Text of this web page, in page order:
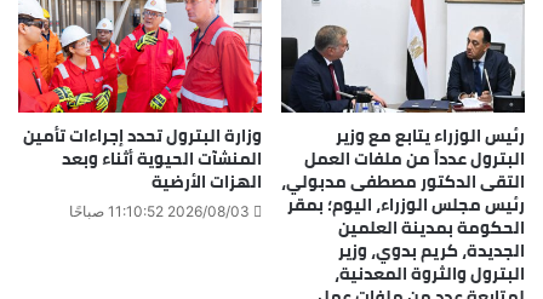
رئيس الوزراء يتابع مع وزير
البترول عدداً من ملفات العمل
التقى الدكتور مصطفى مدبولي،
رئيس مجلس الوزراء، اليوم؛ بمقر
الحكومة بمدينة العلمين
الجديدة، كريم بدوي، وزير
البترول والثروة المعدنية،
وزارة البترول تحدد إجراءات تأمين
المنشآت الحيوية أثناء وبعد
الهزات الأرضية
2026/08/03 11:10:52 صباحًا